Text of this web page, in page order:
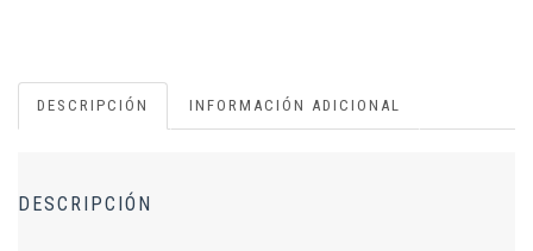
DESCRIPCIÓN INFORMACIÓN ADICIONAL
DESCRIPCIÓN